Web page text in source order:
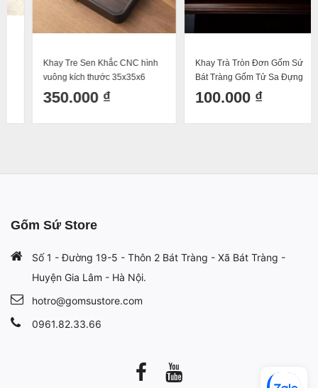
Khay Tre Sen Khắc CNC hình
vuông kích thước 35x35x6
350.000 ₫
Khay Trà Tròn Đơn Gốm Sứ
Bát Tràng Gốm Tử Sa Đựng
Ấm Chén Uống Trà
100.000 ₫
Gốm Sứ Store
Số 1 - Đường 19-5 - Thôn 2 Bát Tràng - Xã Bát Tràng -
Huyện Gia Lâm - Hà Nội.
hotro@gomsustore.com
0961.82.33.66